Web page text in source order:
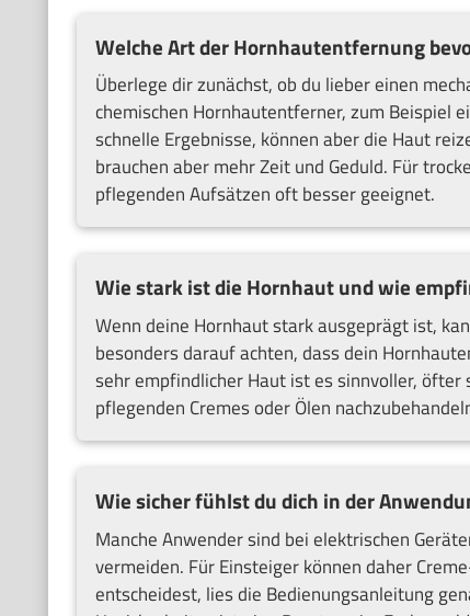
Welche Art der Hornhautentfernung
Überlege dir zunächst, ob du lieber einen
chemischen Hornhautentferner, zum Beispiel
schnelle Ergebnisse, können aber die Haut
brauchen aber mehr Zeit und Geduld. Für
pflegenden Aufsätzen oft besser geeignet.
Wie stark ist die Hornhaut und wie
Wenn deine Hornhaut stark ausgeprägt ist,
besonders darauf achten, dass dein
sehr empfindlicher Haut ist es sinnvoller,
pflegenden Cremes oder Ölen
Wie sicher fühlst du dich in der
Manche Anwender sind bei elektrischen
vermeiden. Für Einsteiger können daher
entscheidest, lies die Bedienungsanleitung